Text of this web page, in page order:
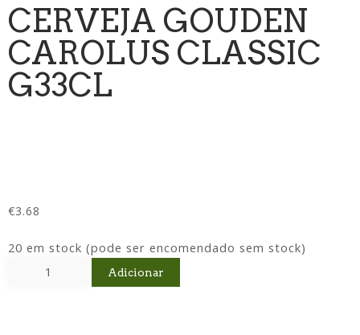
CERVEJA GOUDEN
CAROLUS CLASSIC
G33CL
€3.68
20 em stock (pode ser encomendado sem stock)
Adicionar